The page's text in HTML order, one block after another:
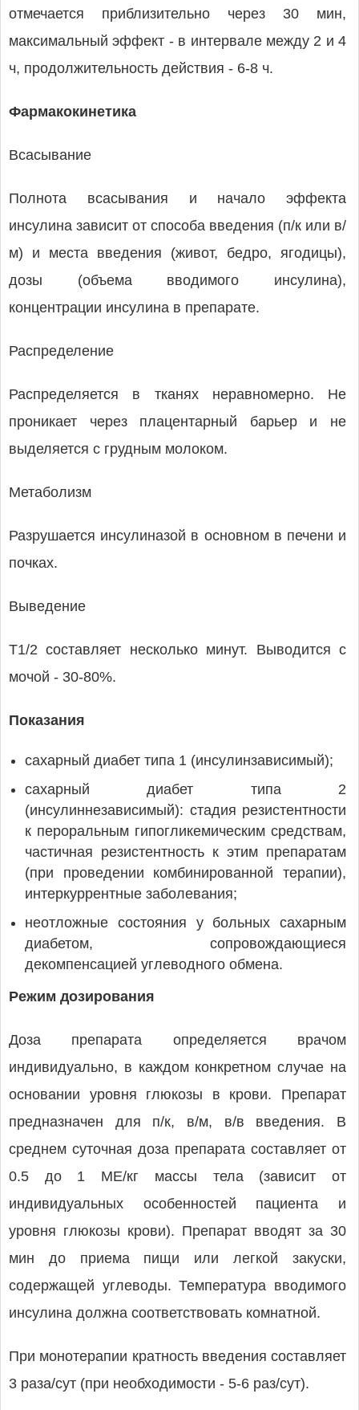
отмечается приблизительно через 30 мин,
максимальный эффект - в интервале между 2 и 4
ч, продолжительность действия - 6-8 ч.
Фармакокинетика
Всасывание
Полнота всасывания и начало эффекта
инсулина зависит от способа введения (п/к или в/
м) и места введения (живот, бедро, ягодицы),
дозы (объема вводимого инсулина),
концентрации инсулина в препарате.
Распределение
Распределяется в тканях неравномерно. Не
проникает через плацентарный барьер и не
выделяется с грудным молоком.
Метаболизм
Разрушается инсулиназой в основном в печени и
почках.
Выведение
T1/2 составляет несколько минут. Выводится с
мочой - 30-80%.
Показания
cахарный диабет типа 1 (инсулинзависимый);
сахарный диабет типа 2
(инсулиннезависимый): стадия резистентности
к пероральным гипогликемическим средствам,
частичная резистентность к этим препаратам
(при проведении комбинированной терапии),
интеркуррентные заболевания;
неотложные состояния у больных сахарным
диабетом, сопровождающиеся
декомпенсацией углеводного обмена.
Режим дозирования
Доза препарата определяется врачом
индивидуально, в каждом конкретном случае на
основании уровня глюкозы в крови. Препарат
предназначен для п/к, в/м, в/в введения. В
среднем суточная доза препарата составляет от
0.5 до 1 МЕ/кг массы тела (зависит от
индивидуальных особенностей пациента и
уровня глюкозы крови). Препарат вводят за 30
мин до приема пищи или легкой закуски,
содержащей углеводы. Температура вводимого
инсулина должна соответствовать комнатной.
При монотерапии кратность введения составляет
3 раза/сут (при необходимости - 5-6 раз/сут).